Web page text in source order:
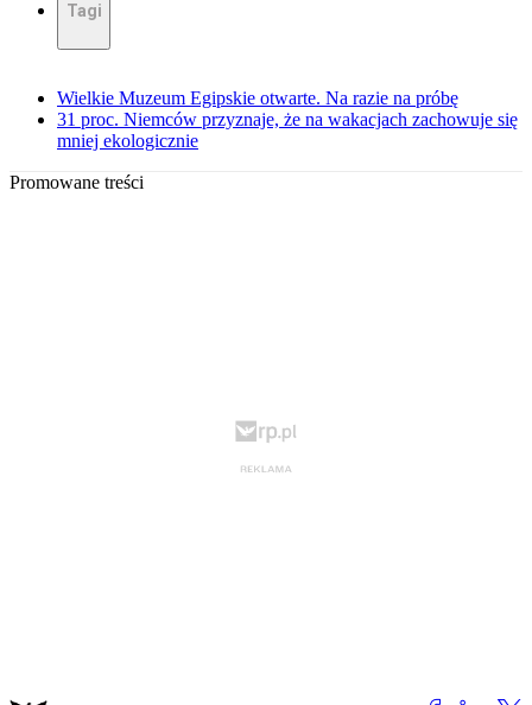
Tagi
Wielkie Muzeum Egipskie otwarte. Na razie na próbę
31 proc. Niemców przyznaje, że na wakacjach zachowuje się
mniej ekologicznie
Promowane treści